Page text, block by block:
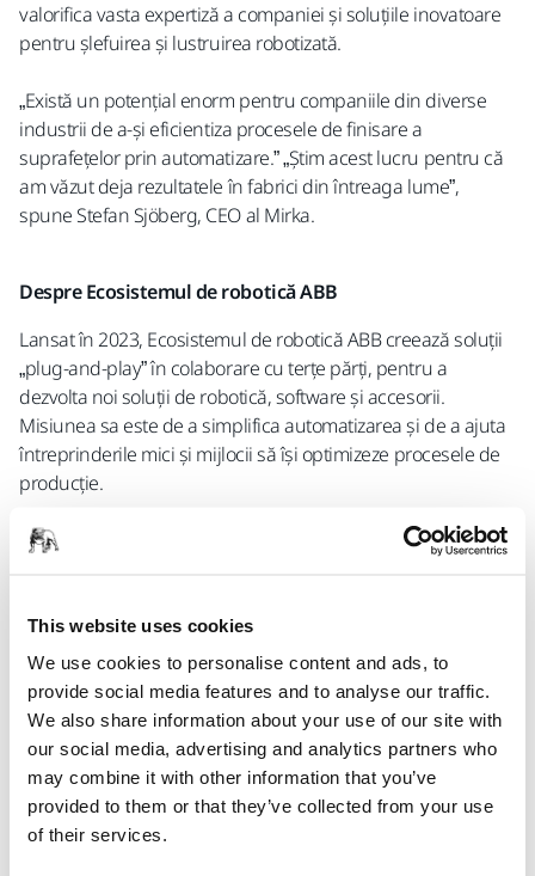
This website uses cookies
We use cookies to personalise content and ads, to
provide social media features and to analyse our traffic.
We also share information about your use of our site with
our social media, advertising and analytics partners who
may combine it with other information that you’ve
provided to them or that they’ve collected from your use
of their services.
valorifica vasta expertiză a companiei și soluțiile inovatoare
pentru șlefuirea și lustruirea robotizată.
„Există un potențial enorm pentru companiile din diverse
industrii de a-și eficientiza procesele de finisare a
suprafețelor prin automatizare.” „Știm acest lucru pentru că
am văzut deja rezultatele în fabrici din întreaga lume”,
spune Stefan Sjöberg, CEO al Mirka.
Despre Ecosistemul de robotică ABB
Lansat în 2023, Ecosistemul de robotică ABB creează soluții
„plug-and-play” în colaborare cu terțe părți, pentru a
dezvolta noi soluții de robotică, software și accesorii.
Misiunea sa este de a simplifica automatizarea și de a ajuta
întreprinderile mici și mijlocii să își optimizeze procesele de
producție.
În practică, membrii ecosistemului colaborează cu ABB
pentru a dezvolta unelte și soluții robotice, care se
ABB, inclusiv roboți industriali, roboți colaborativi (coboți),
control OmniCore™. Aceste soluții sunt adaptate pentru a
satisface nevoile specifice ale utilizatorilor finali, permițând o
flexibilitate, performanță și ușurință sporite în implementare
într-o gamă largă de aplicații.
Evald Lassus, manager de sector de afaceri la Mirka, a
comentat: